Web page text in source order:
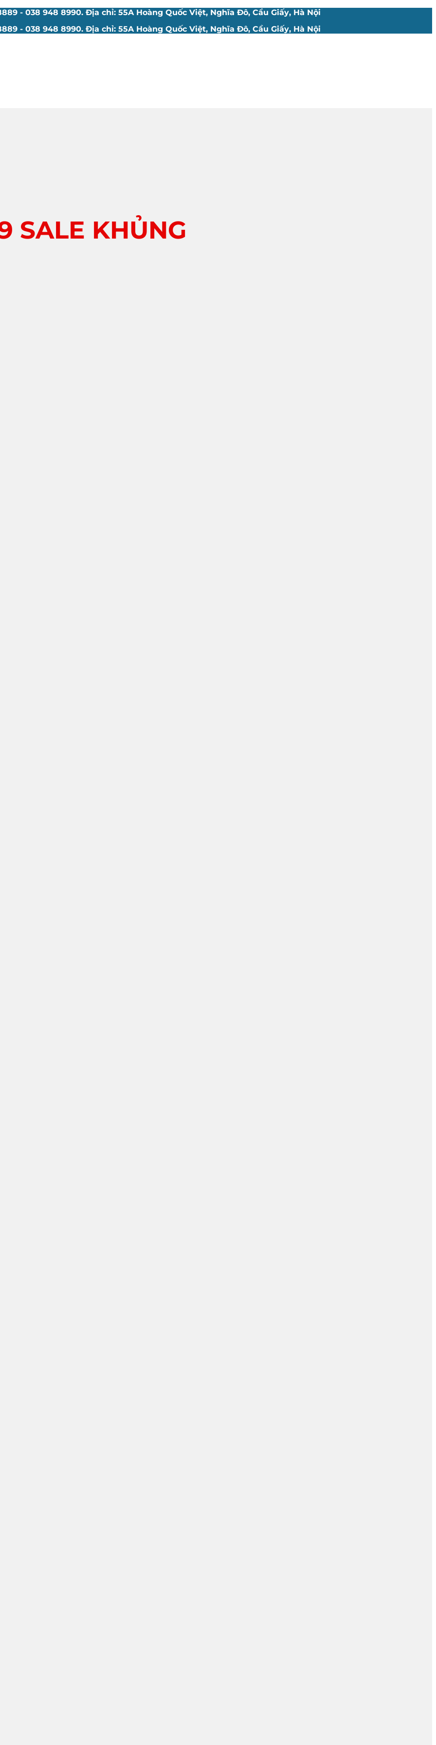
- 038 948 8990. Địa chỉ: 55A Hoàng Quốc Việt, Nghĩa Đô, Cầu Giấy, Hà Nội
- 038 948 8990. Địa chỉ: 55A Hoàng Quốc Việt, Nghĩa Đô, Cầu Giấy, Hà Nội
SALE KHỦNG